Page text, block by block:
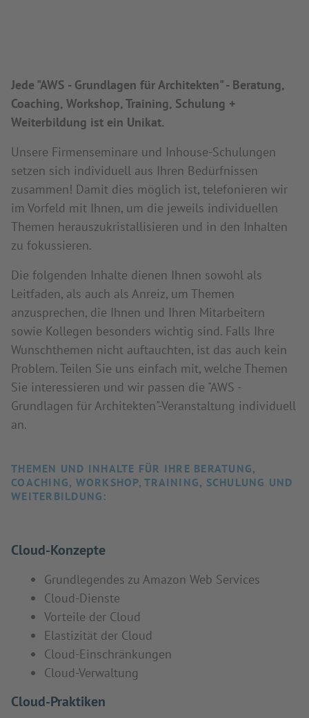
Jede "AWS - Grundlagen für Architekten" - Beratung,
Coaching, Workshop, Training, Schulung +
Weiterbildung ist ein Unikat.
Unsere Firmenseminare und Inhouse-Schulungen
setzen sich individuell aus Ihren Bedürfnissen
zusammen! Damit dies möglich ist, telefonieren wir
im Vorfeld mit Ihnen, um die jeweils individuellen
Themen herauszukristallisieren und in den Inhalten
zu fokussieren.
Die folgenden Inhalte dienen Ihnen sowohl als
Leitfaden, als auch als Anreiz, um Themen
anzusprechen, die Ihnen und Ihren Mitarbeitern
sowie Kollegen besonders wichtig sind. Falls Ihre
Wunschthemen nicht auftauchten, ist das auch kein
Problem. Teilen Sie uns einfach mit, welche Themen
Sie interessieren und wir passen die "AWS -
Grundlagen für Architekten"-Veranstaltung individuell
an.
THEMEN UND INHALTE FÜR IHRE BERATUNG,
COACHING, WORKSHOP, TRAINING, SCHULUNG UND
WEITERBILDUNG:
Cloud-Konzepte
Grundlegendes zu Amazon Web Services
Cloud-Dienste
Vorteile der Cloud
Elastizität der Cloud
Cloud-Einschränkungen
Cloud-Verwaltung
Cloud-Praktiken